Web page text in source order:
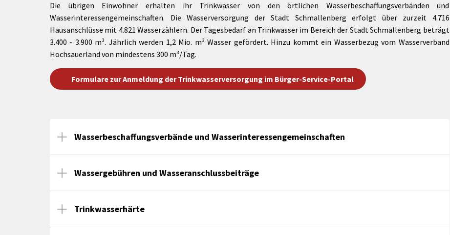
Die übrigen Einwohner erhalten ihr Trinkwasser von den örtlichen Wasserbeschaffungsverbänden und
Wasserinteressengemeinschaften. Die Wasserversorgung der Stadt Schmallenberg erfolgt über zurzeit 4.716
Hausanschlüsse mit 4.821 Wasserzählern. Der Tagesbedarf an Trinkwasser im Bereich der Stadt Schmallenberg beträgt
3.400 - 3.900 m³. Jährlich werden 1,2 Mio. m³ Wasser gefördert. Hinzu kommt ein Wasserbezug vom Wasserverband
Hochsauerland von mindestens 300 m³/Tag.
Formulare zur Anmeldung der Trinkwasserversorgung im Bürger-Service-Portal
Wasserbeschaffungsverbände und Wasserinteressengemeinschaften
Wassergebühren und Wasseranschlussbeiträge
Trinkwasserhärte